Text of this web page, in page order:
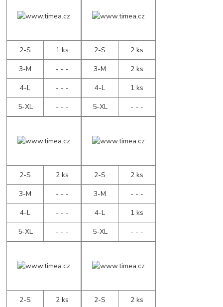
2-S
1 ks
3-M
- - -
4-L
- - -
5-XL
- - -
2-S
2 ks
3-M
2 ks
4-L
1 ks
5-XL
- - -
2-S
2 ks
3-M
- - -
4-L
- - -
5-XL
- - -
2-S
2 ks
3-M
- - -
4-L
1 ks
5-XL
- - -
2-S
2 ks
2-S
2 ks